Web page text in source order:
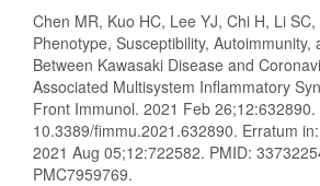
Chen MR, Kuo HC, Lee YJ, Chi H, Li
Phenotype, Susceptibility,
Between Kawasaki Disease and
Associated Multisystem Inflammatory
Front Immunol. 2021 Feb 26;12:632890.
10.3389/fimmu.2021.632890. Erratum
2021 Aug 05;12:722582. PMID:
PMC7959769.